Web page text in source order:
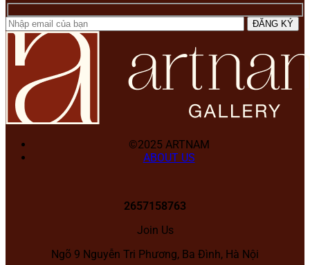
©2025 ARTNAM
ABOUT US
2657158763
Join Us
Ngõ 9 Nguyễn Tri Phương, Ba Đình, Hà Nội